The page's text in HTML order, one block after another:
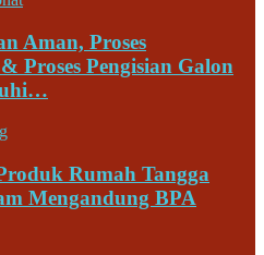
Aman, Proses
Proses Pengisian Galon
Rumah Tangga
Mengandung BPA